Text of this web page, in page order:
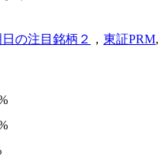
日の注目銘柄２ ， 東証PRM,